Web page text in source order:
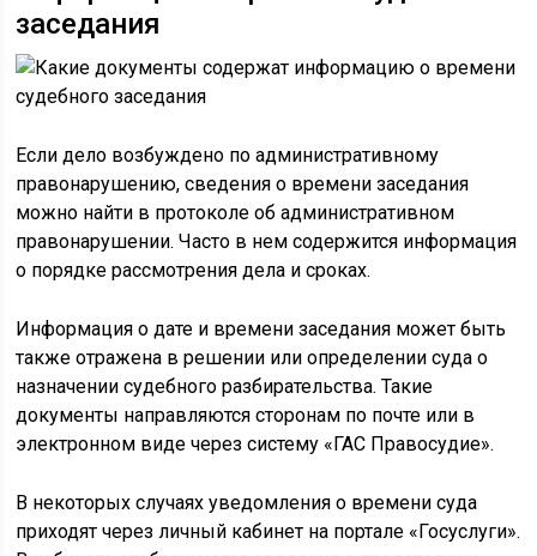
заседания
Если дело возбуждено по административному
правонарушению, сведения о времени заседания
можно найти в протоколе об административном
правонарушении. Часто в нем содержится информация
о порядке рассмотрения дела и сроках.
Информация о дате и времени заседания может быть
также отражена в решении или определении суда о
назначении судебного разбирательства. Такие
документы направляются сторонам по почте или в
электронном виде через систему «ГАС Правосудие».
В некоторых случаях уведомления о времени суда
приходят через личный кабинет на портале «Госуслуги».